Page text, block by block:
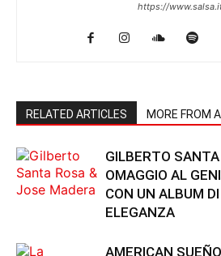
https://
RELATED ARTICLES MORE FROM
GILBERTO
OMAGGIO AL
CON UN ALBUM
ELEGANZA
AMERICAN